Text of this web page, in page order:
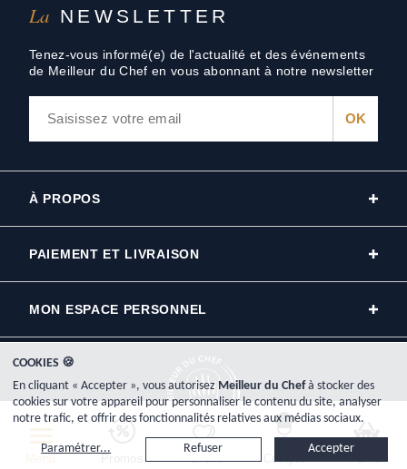
Favoris Compte Panier
La NEWSLETTER
Tenez-vous informé(e) de l'actualité et des événements
de Meilleur du Chef en vous abonnant à notre newsletter
À PROPOS
PAIEMENT ET LIVRAISON
MON ESPACE PERSONNEL
Copyright © 2000-2026, www.meilleurduchef.com - Tous droits réservés.
Meilleur du Chef est l'enseigne commerciale de la société Plat-Net inscrite au registre du commerce RCS
Bayonne: 433 926 904.
COOKIES 🍪
En cliquant « Accepter », vous autorisez Meilleur du Chefà stocker des
cookies sur votre appareil pour personnaliser le contenu du site, analyser
notre trafic, et offrir des fonctionnalités relatives aux médias sociaux.
Accepter
Refuser
Paramétrer...